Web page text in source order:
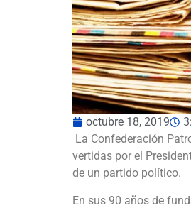
octubre 18, 2019
La Confederación
vertidas por el
de un partido político.
En sus 90 años de